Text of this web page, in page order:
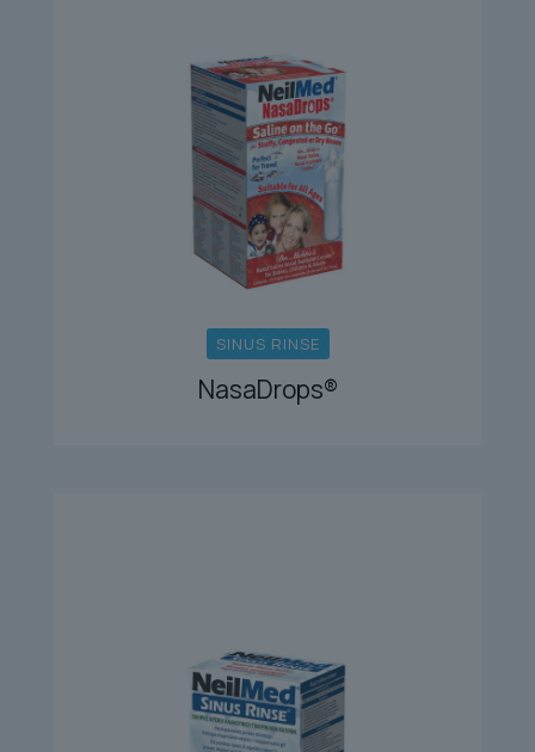
SINUS RINSE
NasaDrops®